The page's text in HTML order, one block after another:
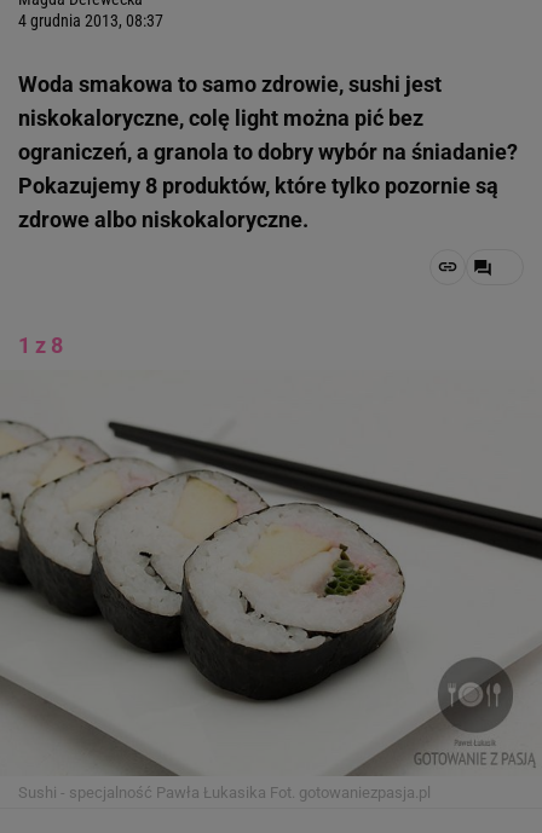
4 grudnia 2013, 08:37
Woda smakowa to samo zdrowie, sushi jest
niskokaloryczne, colę light można pić bez
ograniczeń, a granola to dobry wybór na śniadanie?
Pokazujemy 8 produktów, które tylko pozornie są
zdrowe albo niskokaloryczne.
1 z 8
Sushi - specjalność Pawła Łukasika Fot. gotowaniezpasja.pl